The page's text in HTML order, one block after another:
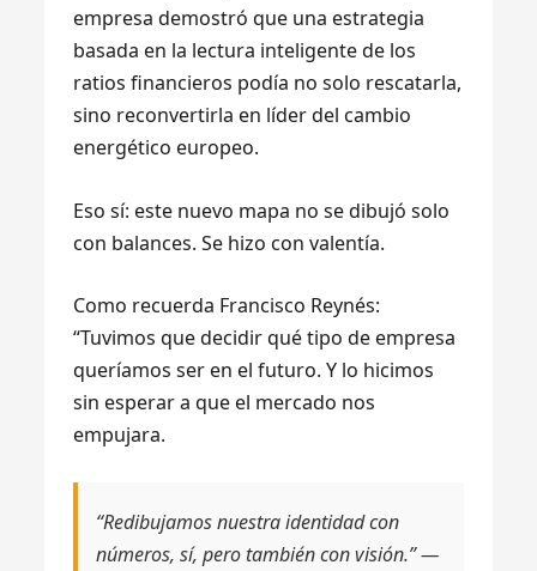
empresa demostró que una estrategia
basada en la lectura inteligente de los
ratios financieros podía no solo rescatarla,
sino reconvertirla en líder del cambio
energético europeo.
Eso sí: este nuevo mapa no se dibujó solo
con balances. Se hizo con valentía.
Como recuerda Francisco Reynés:
“Tuvimos que decidir qué tipo de empresa
queríamos ser en el futuro. Y lo hicimos
sin esperar a que el mercado nos
empujara.
“Redibujamos nuestra identidad con
números, sí, pero también con visión.” —